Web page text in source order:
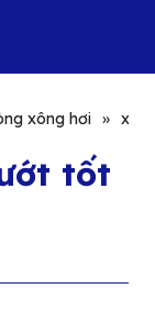
xông hơi »
tốt